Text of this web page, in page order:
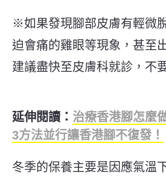
※如果發現腳部皮膚有輕微
迫會痛的雞眼等現象，甚至
建議盡快至皮膚科就診，不
延伸閱讀： 治療香港腳怎麼
3方法並行讓香港腳不復發！
冬季的保養主要是因應氣溫